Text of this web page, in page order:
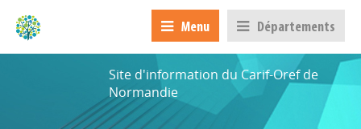
Menu Départements
Site d'information du Carif-Oref de
Normandie